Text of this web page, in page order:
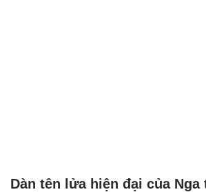
Dàn tên lửa hiện đại của Nga